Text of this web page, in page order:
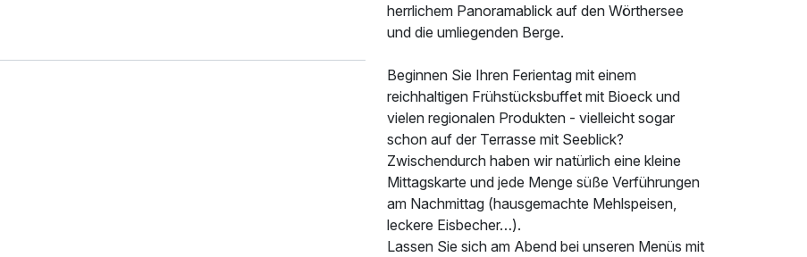
herrlichem Panoramablick auf den Wörthersee
und die umliegenden Berge.
Beginnen Sie Ihren Ferientag mit einem
reichhaltigen Frühstücksbuffet mit Bioeck und
vielen regionalen Produkten - vielleicht sogar
schon auf der Terrasse mit Seeblick?
Zwischendurch haben wir natürlich eine kleine
Mittagskarte und jede Menge süße Verführungen
am Nachmittag (hausgemachte Mehlspeisen,
leckere Eisbecher…).
Lassen Sie sich am Abend bei unseren Menüs mit